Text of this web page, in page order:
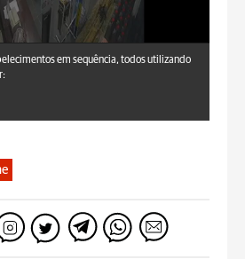
em sequência, todos utilizando